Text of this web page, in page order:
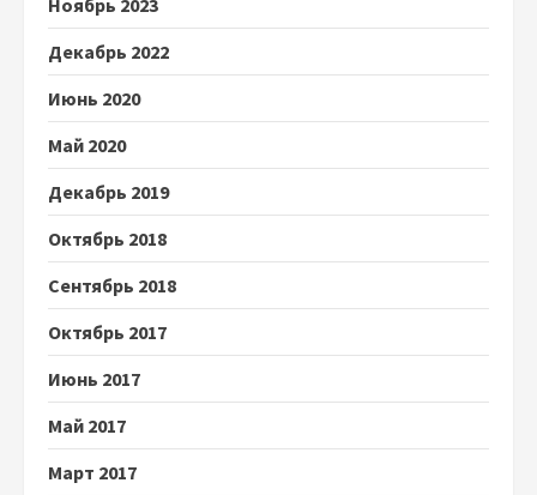
Ноябрь 2023
Декабрь 2022
Июнь 2020
Май 2020
Декабрь 2019
Октябрь 2018
Сентябрь 2018
Октябрь 2017
Июнь 2017
Май 2017
Март 2017